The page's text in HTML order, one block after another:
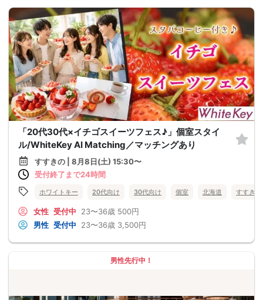
「20代30代×イチゴスイーツフェス♪」個室スタイ
ル/WhiteKey AI Matching／マッチングあり
すすきの | 8月8日(土) 15:30〜
受付終了まで24時間
ホワイトキー 20代向け 30代向け 個室 北海道 すすきの
女性 受付中 23〜36歳 500円
男性 受付中 23〜36歳 3,500円
男性先行中！